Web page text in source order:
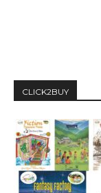
CLICK2BUY